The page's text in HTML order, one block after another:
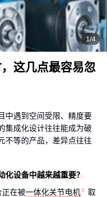
1/4
这几点最容易忽
中遇到空间受限、精度要
集成化设计往往能成为破
不等的产品，差异点往往
化设备中越来越重要？
正在被一体化关节电机
取